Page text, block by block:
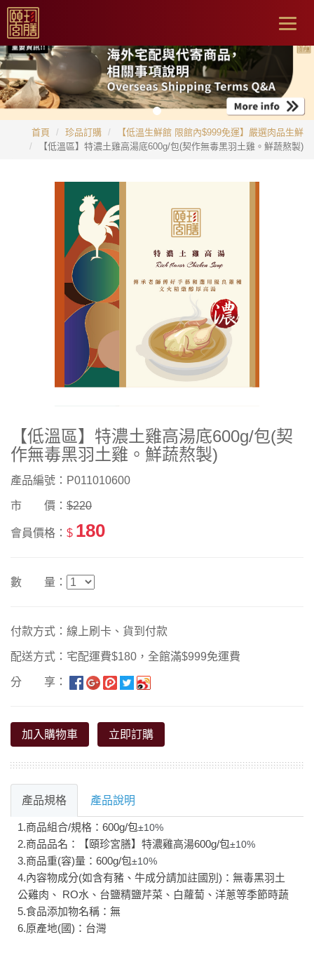
首頁 珍品訂購
【低溫生鮮館 限館內$999免運】嚴選肉品生鮮
【低溫區】特濃土雞高湯底600g/包(契作無毒黑羽土雞。鮮蔬熬製)
【低溫區】特濃土雞高湯底600g/包(契
作無毒黑羽土雞。鮮蔬熬製)
產品編號：P011010600
市 價： $220
會員價格： $ 180
數 量：
付款方式：線上刷卡、貨到付款
配送方式：宅配運費$180，全館滿$999免運費
分 享：
加入購物車 立即訂購
產品規格 產品說明